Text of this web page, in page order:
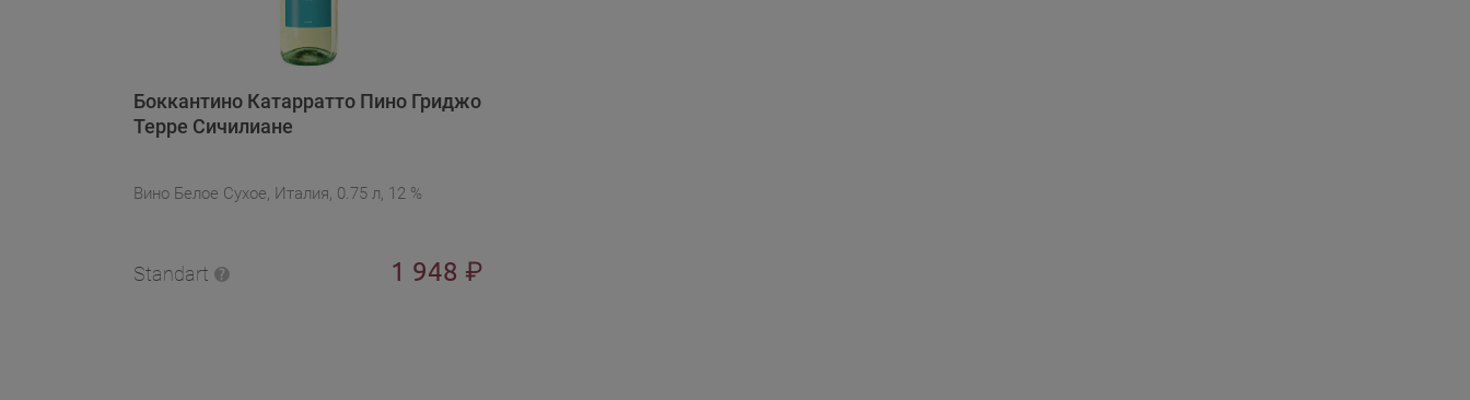
Боккантино Катарратто Пино Гриджо
Терре Сичилиане
Вино Белое Сухое, Италия, 0.75 л, 12 %
Standart 1 948 ₽